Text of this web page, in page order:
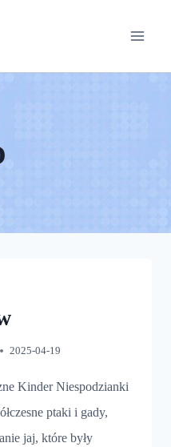
2025-04-19
Kinder Niespodzianki
ptaki i gady,
jaj, które były